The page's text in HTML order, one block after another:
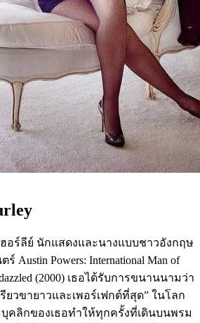
อร์ลีย์ นักแสดงและนางแบบชาวอังกฤษ
Austin Powers: International Man of
(2000) เธอได้รับการขนานนามว่า
ยวขายาวและเพอร์เฟกต์ที่สุด” ในโลก
คลิกของเธอทำให้ทุกครั้งที่เดินบนพรม